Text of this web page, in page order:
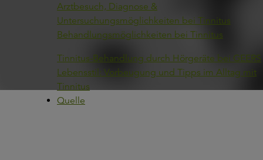
Arztbesuch, Diagnose &
Untersuchungsmöglichkeiten bei Tinnitus
Behandlungsmöglichkeiten bei Tinnitus
Tinnitus-Behandlung durch Hörgeräte bei GEERS
Lebensstil: Vorbeugung und Tipps im Alltag mit
Tinnitus
Quelle